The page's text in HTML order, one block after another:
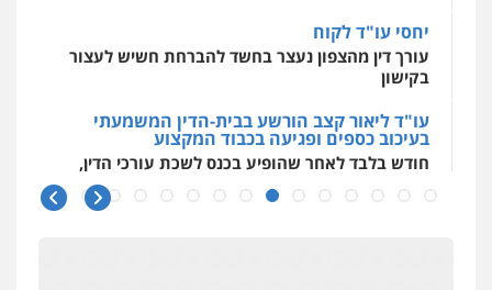
יחסי עו"ד לקוח
עורך דין מהצפון נעצר בחשד להברחת חשיש לעצור
בקישון
עו"ד ליאור קצב הורשע בבית-הדין המשמעתי
בעיכוב כספים ופגיעה בכבוד המקצוע
חודש בלבד לאחר שהופיע בכנס לשכת עורכי הדין,
קצב הורשע